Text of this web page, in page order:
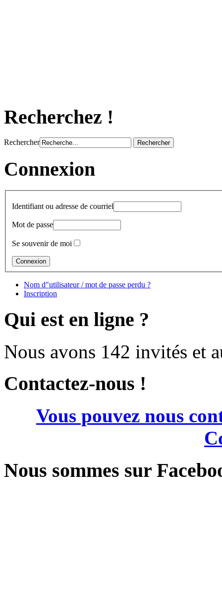
Recherchez !
Rechercher
Connexion
Identifiant ou adresse de courriel
Mot de passe
Se souvenir de moi
Nom d"utilisateur / mot de passe perdu ?
Inscription
Qui est en ligne ?
Nous avons 142 invités et
Contactez-nous !
Vous pouvez nous
Nous sommes sur